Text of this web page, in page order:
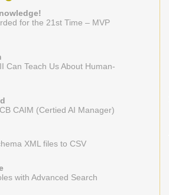
for the 21st Time – MVP
Can Teach Us About Human-
CAIM (Certied AI Manager)
XML files to CSV
with Advanced Search